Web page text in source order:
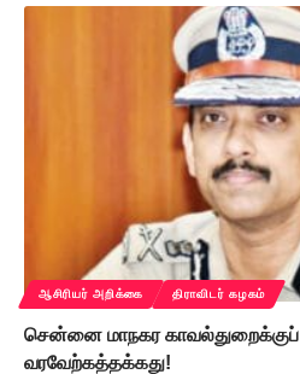
ஆசிரியர் அறிக்கை திராவிடர் கழகம்
சென்னை மாநகர
வரவேற்கத்தக்கது!